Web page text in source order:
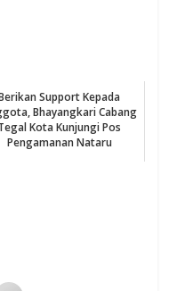
Support Kepada
Bhayangkari Cabang
Kota Kunjungi Pos
Pengamanan Nataru